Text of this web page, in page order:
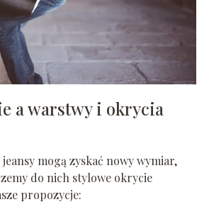
a warstwy i okrycia
mogą zyskać nowy wymiar,
do nich stylowe okrycie
propozycje: